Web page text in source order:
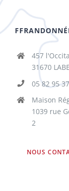
457
31670
05 82 95
Maison
1039 rue
2
NOUS